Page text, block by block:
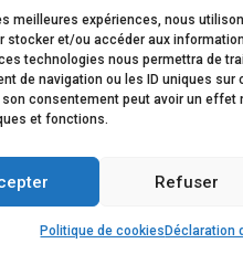
meilleures expériences, nous
stocker et/ou accéder aux
technologies nous permettra de
de navigation ou les ID uniques
son consentement peut avoir un effet
et fonctions.
Refuser
Politique de cookies Déclaration